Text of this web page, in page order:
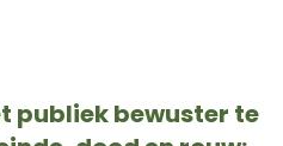
publiek bewuster te